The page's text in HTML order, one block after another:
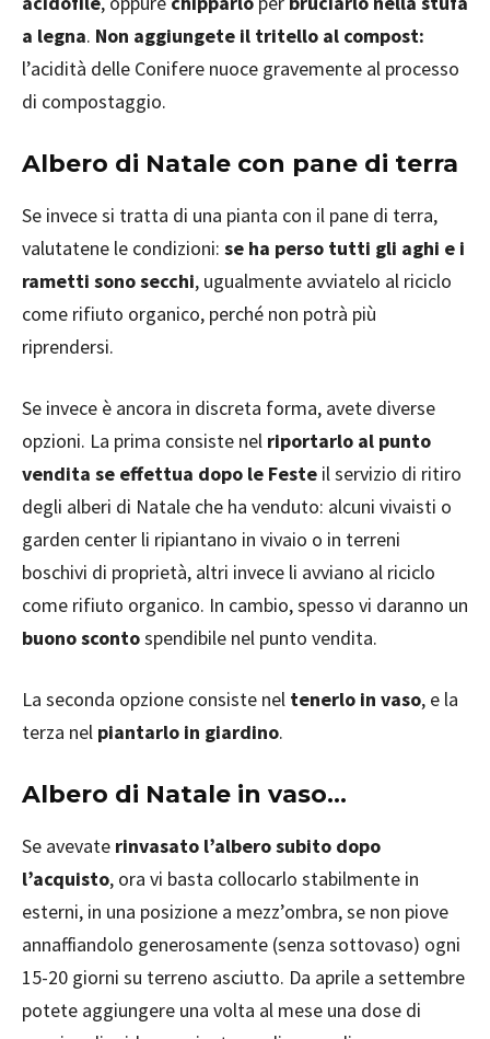
a legna. Non aggiungete il tritello al compost:
l’acidità delle Conifere nuoce gravemente al processo
di compostaggio.
Albero di Natale con pane di terra
Se invece si tratta di una pianta con il pane di terra,
valutatene le condizioni: se ha perso tutti gli aghi e i
rametti sono secchi, ugualmente avviatelo al riciclo
come rifiuto organico, perché non potrà più
riprendersi.
Se invece è ancora in discreta forma, avete diverse
opzioni. La prima consiste nel riportarlo al punto
vendita se effettua dopo le Feste il servizio di ritiro
degli alberi di Natale che ha venduto: alcuni vivaisti o
garden center li ripiantano in vivaio o in terreni
boschivi di proprietà, altri invece li avviano al riciclo
come rifiuto organico. In cambio, spesso vi daranno un
buono scontospendibile nel punto vendita.
La seconda opzione consiste nel tenerlo in vaso, e la
terza nel piantarlo in giardino.
Albero di Natale in vaso…
Se avevate rinvasato l’albero subito dopo
l’acquisto, ora vi basta collocarlo stabilmente in
esterni, in una posizione a mezz’ombra, se non piove
annaffiandolo generosamente (senza sottovaso) ogni
15-20 giorni su terreno asciutto. Da aprile a settembre
potete aggiungere una volta al mese una dose di